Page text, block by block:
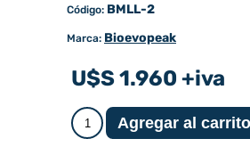
Código: BMLL-2
Marca: Bioevopeak
U$S 1.960 +iva